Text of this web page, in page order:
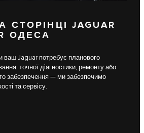
СТОРІНЦІ JAGUAR
ОДЕСА
ваш Jaguar потребує планового
точної діагностики, ремонту або
забезпечення — ми забезпечимо
та сервісу.